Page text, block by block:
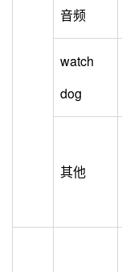
音频
watch
dog
其他